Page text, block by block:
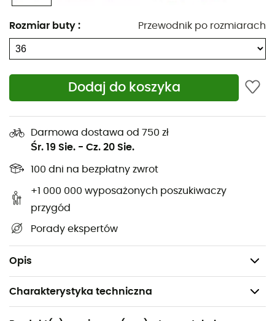
Rozmiar buty : Przewodnik po rozmiarach
Dodaj do koszyka
Darmowa dostawa od 750 zł
Śr. 19 Sie. - Cz. 20 Sie.
100 dni na bezpłatny zwrot
+1 000 000 wyposażonych poszukiwaczy
przygód
Porady ekspertów
Opis
tworzą stabilną platformę
Kopuły defleksyjne na przodostopiu i pięcie
zmniejszają wpływ na podłoże dla lepszego
komfortu i odbicia
Elastyczne rowki na przodostopiu zapewniają
elastyczność i lepsze odbicie
niepozostawiającej śladów i przyczepnej
Podszewka: 100% poliester
Podeszwa środkowa: 70% POE - 30% TPE
Wkładka: 80% EVA - 20% PE
Waga: 2 x 289 g (38)
Charakterystyka techniczna
Polecane dla